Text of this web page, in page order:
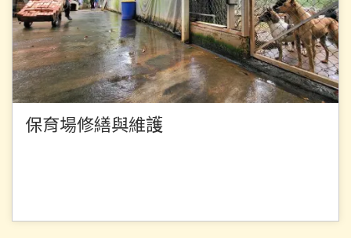
保育場修繕與維護